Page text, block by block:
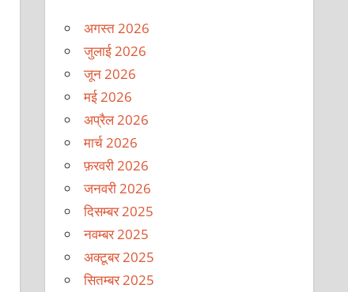
अगस्त 2026
जुलाई 2026
जून 2026
मई 2026
अप्रैल 2026
मार्च 2026
फ़रवरी 2026
जनवरी 2026
दिसम्बर 2025
नवम्बर 2025
अक्टूबर 2025
सितम्बर 2025